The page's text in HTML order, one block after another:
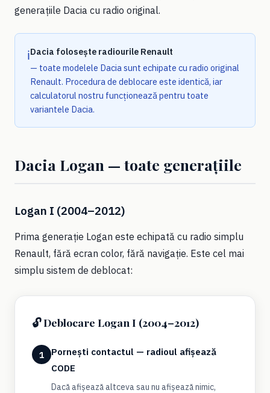
generațiile Dacia cu radio original.
ℹ️Dacia folosește radiourile Renault
— toate modelele Dacia sunt echipate cu radio original
Renault. Procedura de deblocare este identică, iar
calculatorul nostru funcționează pentru toate
variantele Dacia.
Dacia Logan — toate generațiile
Logan I (2004–2012)
Prima generație Logan este echipată cu radio simplu
Renault, fără ecran color, fără navigație. Este cel mai
simplu sistem de deblocat:
🔓 Deblocare Logan I (2004–2012)
1
Pornești contactul — radioul afișează
CODE
Dacă afișează altceva sau nu afișează nimic,